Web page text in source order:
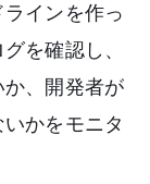
インを作っ
を確認し、
、開発者が
かをモニタ